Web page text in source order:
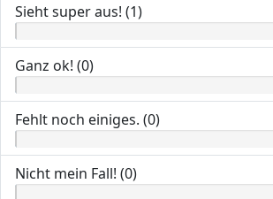
Sieht super aus! (1)
Ganz ok! (0)
Fehlt noch einiges. (0)
Nicht mein Fall! (0)